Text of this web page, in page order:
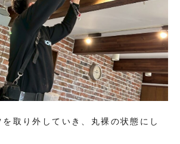
取り外していき、丸裸の状態にし